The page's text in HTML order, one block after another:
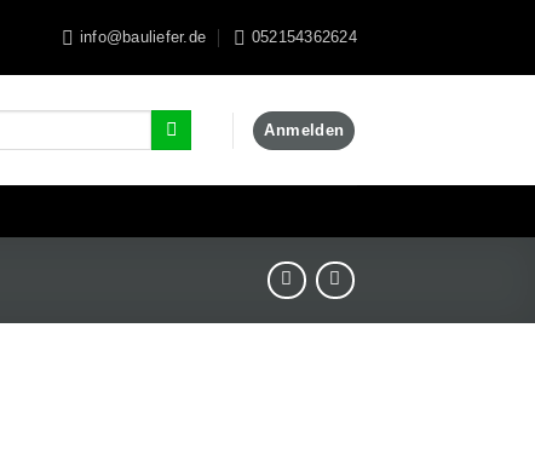
info@bauliefer.de 052154362624
Anmelden